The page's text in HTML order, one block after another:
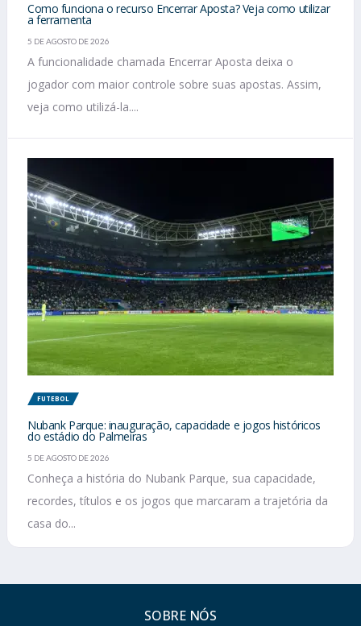
Como funciona o recurso Encerrar Aposta? Veja como utilizar
a ferramenta
5 DE AGOSTO DE 2026
A funcionalidade chamada Encerrar Aposta deixa o
jogador com maior controle sobre suas apostas. Assim,
veja como utilizá-la....
FUTEBOL
Nubank Parque: inauguração, capacidade e jogos históricos
do estádio do Palmeiras
5 DE AGOSTO DE 2026
Conheça a história do Nubank Parque, sua capacidade,
recordes, títulos e os jogos que marcaram a trajetória da
casa do...
SOBRE NÓS